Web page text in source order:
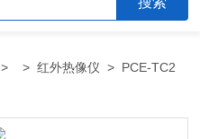
> >红外热像仪 > PCE-TC2